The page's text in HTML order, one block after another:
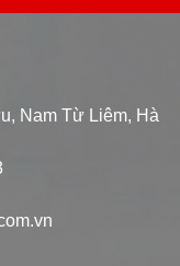
Nam Từ Liêm, Hà